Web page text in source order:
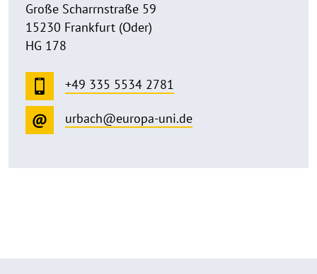
Große Scharrnstraße 59
15230 Frankfurt (Oder)
HG 178
+49 335 5534 2781
urbach@europa-uni.de